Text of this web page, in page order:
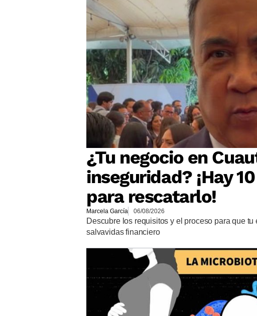
¿Tu negocio en
inseguridad? ¡Hay
para rescatarlo!
Marcela García 06/08/2026
Descubre los requisitos y el proceso para que
salvavidas financiero